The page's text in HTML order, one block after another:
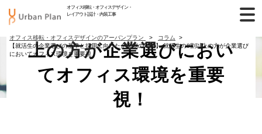
オフィス移転・オフィスデザイン・
レイアウト設計・内装工事
オフィス移転・オフィスデザインのアーバンプラン
コラム
【就活生の企業選びの基準と採用に向けた企業側の対策】 就活生の8割以上の方が企業選び
においてオフィス環境を重要視！
の対策】 就活生の8割以
上の方が企業選びにおい
てオフィス環境を重要
視！